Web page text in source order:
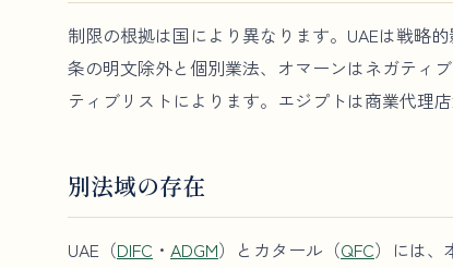
制限の根拠は国により異なります。UAEは戦略
条の明文除外と個別業法、オマーンはネガティ
ティブリストによります。エジプトは商業代理
別法域の存在
UAE（DIFC ・ ADGM）とカタール（QFC）には、